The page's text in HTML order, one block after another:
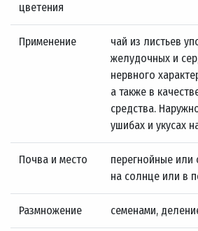
цветения
Применение
чай из листьев
желудочных и
нервного
а также в
средства.
ушибах и укусах
Почва и место
перегнойные или
на солнце или в
Размножение семенами,